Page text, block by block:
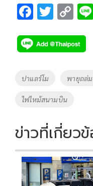
F
e
b
o
o
k
T
tt
er
C
p
y
Li
Tags
ปาแลร์โม พายุถล่
ไฟไหม้สนามบิน
ข่าวที่เกี่ยว